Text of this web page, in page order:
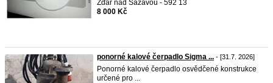
Žďár nad Sázavou - 592 13
8 000 Kč
ponorné kalové čerpadlo Sigma ... - [31.7. 2026]
Ponorné kalové čerpadlo osvědčené konstrukce
určené pro ...